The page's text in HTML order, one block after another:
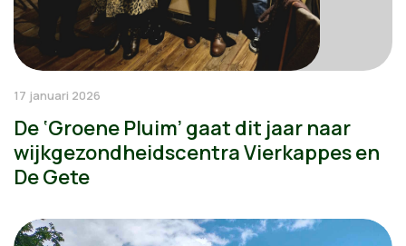
17 januari 2026
De ‘Groene Pluim’ gaat dit jaar naar
wijkgezondheidscentra Vierkappes en
De Gete